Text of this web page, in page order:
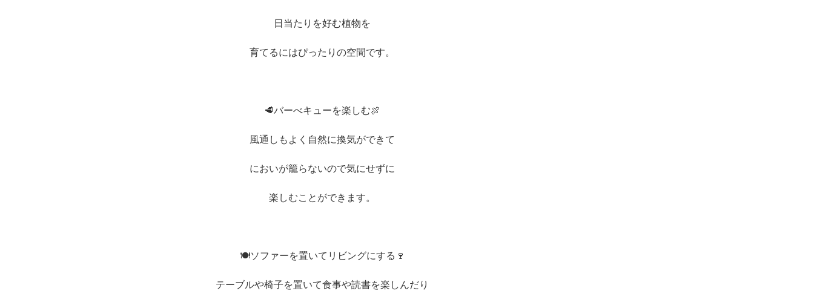
日当たりを好む植物を
育てるにはぴったりの空間です。
🥩バーべキューを楽しむ🍖
風通しもよく自然に換気ができて
においが籠らないので気にせずに
楽しむことができます。
🍽️ソファーを置いてリビングにする🍷
テーブルや椅子を置いて食事や読書を楽しんだり